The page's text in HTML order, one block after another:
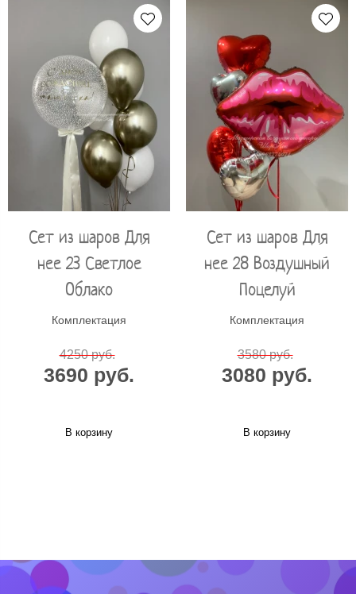
Сет из шаров Для
нее 23 Светлое
Облако
Комплектация
4250 руб.
3690 руб.
В корзину
Сет из шаров Для
нее 28 Воздушный
Поцелуй
Комплектация
3580 руб.
3080 руб.
В корзину